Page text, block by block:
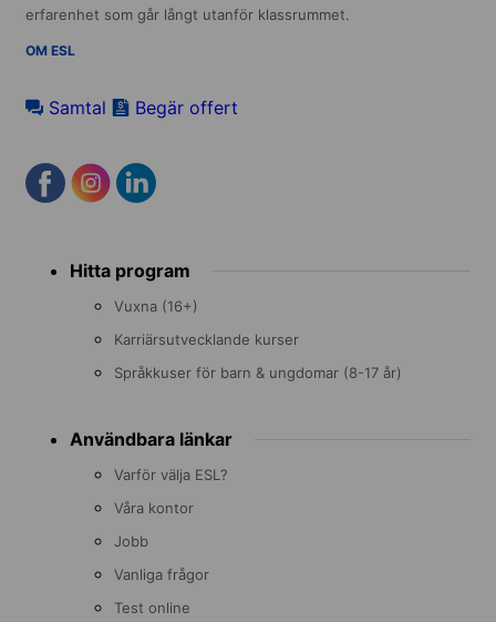
erfarenhet som går långt utanför klassrummet.
OM ESL
Samtal Begär offert
menu Hitta program
Vuxna (16+)
Karriärsutvecklande kurser
Språkkuser för barn & ungdomar (8-17 år)
Användbara länkar
Varför välja ESL?
Våra kontor
Jobb
Vanliga frågor
Test online